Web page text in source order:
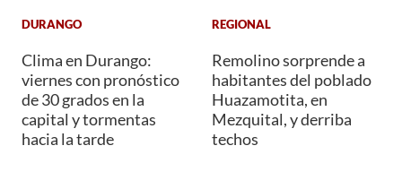
DURANGO
Clima en Durango:
viernes con pronóstico
de 30 grados en la
capital y tormentas
hacia la tarde
REGIONAL
Remolino sorprende a
habitantes del poblado
Huazamotita, en
Mezquital, y derriba
techos